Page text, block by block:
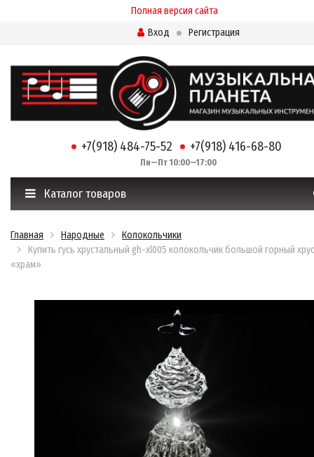
Полная версия сайта
Вход
Регистрация
+7(918) 484-75-52 +7(918) 416-68-80
Пн—Пт 10:00—17:00
Каталог товаров
Главная Народные
Колокольчики
Купить гусь хрустальный gh-xl005 колокольчик большой горный
«храм»